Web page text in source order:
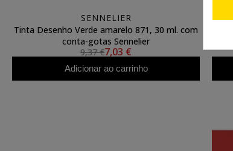
SENNELIER
Tinta Desenho Verde amarelo 871, 30 ml. com
conta-gotas Sennelier
9,37 €7,03 €
Adicionar ao carrinho